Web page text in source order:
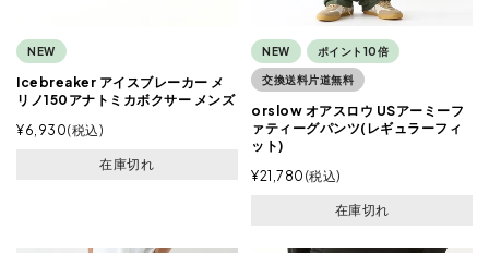
NEW
Icebreaker アイスブレーカー メ
リノ150アナトミカボクサー メンズ
¥6,930 税込
在庫切れ
NEW ポイント10倍
交換送料片道無料
orslow オアスロウ USアーミーフ
ァティーグパンツ(レギュラーフィ
ット)
¥21,780 税込
在庫切れ